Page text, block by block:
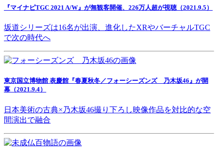
『マイナビTGC 2021 A/W』が無観客開催、226万人超が視聴（2021.9.5）
坂道シリーズは16名が出演、進化したXRやバーチャルTGC
で次の時代へ
東京国立博物館 表慶館『春夏秋冬／フォーシーズンズ 乃木坂46』が開
幕（2021.9.4）
日本美術の古典×乃木坂46撮り下ろし映像作品を対比的な空
間演出で融合